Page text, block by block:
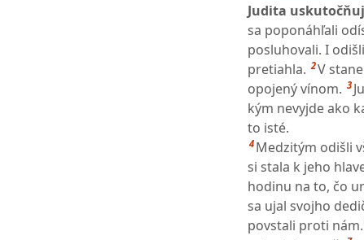
Judita
sa poponáhľali
posluhovali. I
pretiahla. 2V
opojený vínom. 3
kým nevyjde ako
to isté.
4 Medzitým odišli
si stala k jeho
hodinu na to, čo
sa ujal svojho
povstali proti